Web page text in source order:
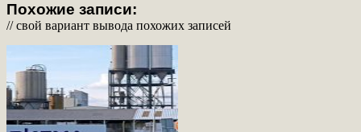
Похожие записи:
// свой вариант вывода похожих записей